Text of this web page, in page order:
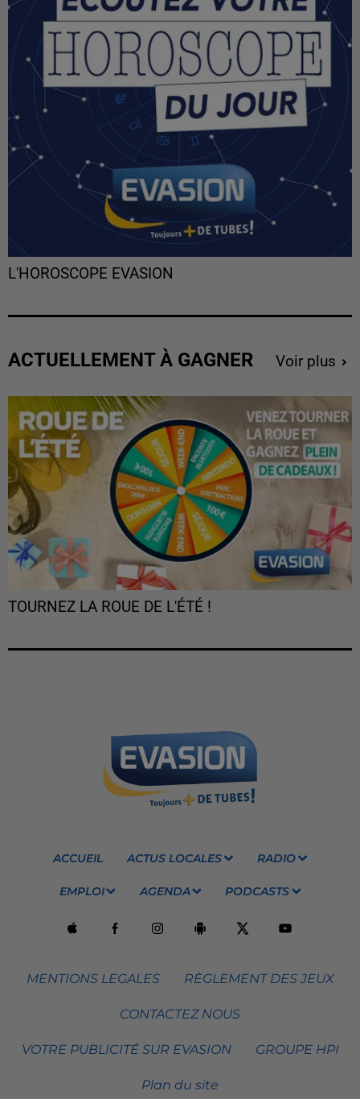
L'HOROSCOPE EVASION
ACTUELLEMENT À GAGNER Voir plus
TOURNEZ LA ROUE DE L'ÉTÉ !
ACCUEIL ACTUS LOCALES RADIO
EMPLOI AGENDA PODCASTS
MENTIONS LEGALES RÈGLEMENT DES JEUX
CONTACTEZ NOUS
VOTRE PUBLICITÉ SUR EVASION GROUPE HPI
Plan du site